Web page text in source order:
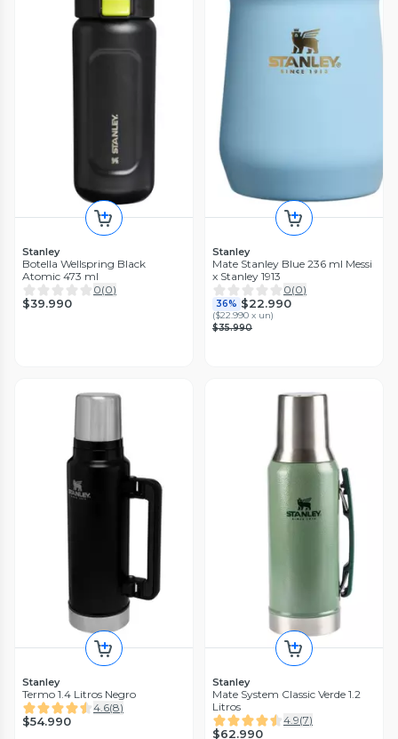
Stanley
Botella Wellspring Black
Atomic 473 ml
0(0)
$39.990
Stanley
Mate Stanley Blue 236 ml Messi
x Stanley 1913
0(0)
36% $22.990
($22.990 x un)
$35.990
Stanley
Termo 1.4 Litros Negro
4.6(8)
$54.990
Stanley
Mate System Classic Verde 1.2
Litros
4.9(7)
$62.990